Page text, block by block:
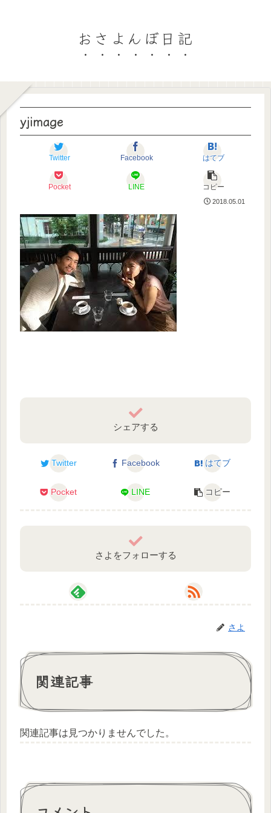
おさよんぼ日記
yjimage
Twitter Facebook はてブ
Pocket LINE コピー
2018.05.01
シェアする
Twitter Facebook はてブ
Pocket LINE コピー
さよをフォローする
さよ
関連記事
関連記事は見つかりませんでした。